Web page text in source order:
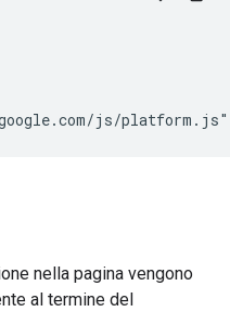
nella pagina vengono
al termine del